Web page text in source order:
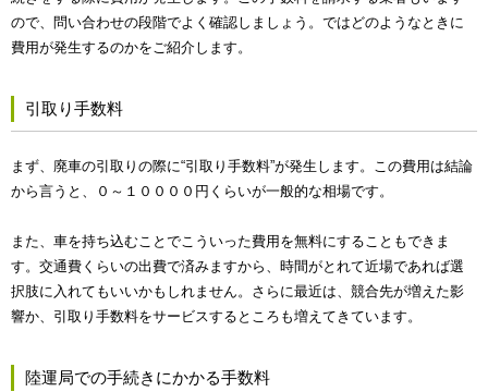
ので、問い合わせの段階でよく確認しましょう。ではどのようなときに
費用が発生するのかをご紹介します。
引取り手数料
まず、廃車の引取りの際に“引取り手数料”が発生します。この費用は結論
から言うと、０～１００００円くらいが一般的な相場です。
また、車を持ち込むことでこういった費用を無料にすることもできま
す。交通費くらいの出費で済みますから、時間がとれて近場であれば選
択肢に入れてもいいかもしれません。さらに最近は、競合先が増えた影
響か、引取り手数料をサービスするところも増えてきています。
陸運局での手続きにかかる手数料